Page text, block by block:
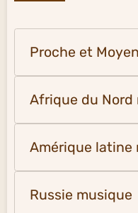
Proche et
Afrique du Nord
Amérique latine
Russie musique